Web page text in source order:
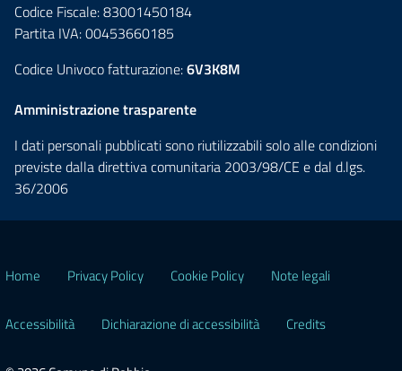
Codice Fiscale: 83001450184
Partita IVA: 00453660185
Codice Univoco fatturazione:6V3K8M
Amministrazione trasparente
I dati personali pubblicati sono riutilizzabili solo alle condizioni
previste dalla direttiva comunitaria 2003/98/CE e dal d.lgs.
36/2006
Home Privacy Policy Cookie Policy Note legali
Accessibilità Dichiarazione di accessibilità Credits